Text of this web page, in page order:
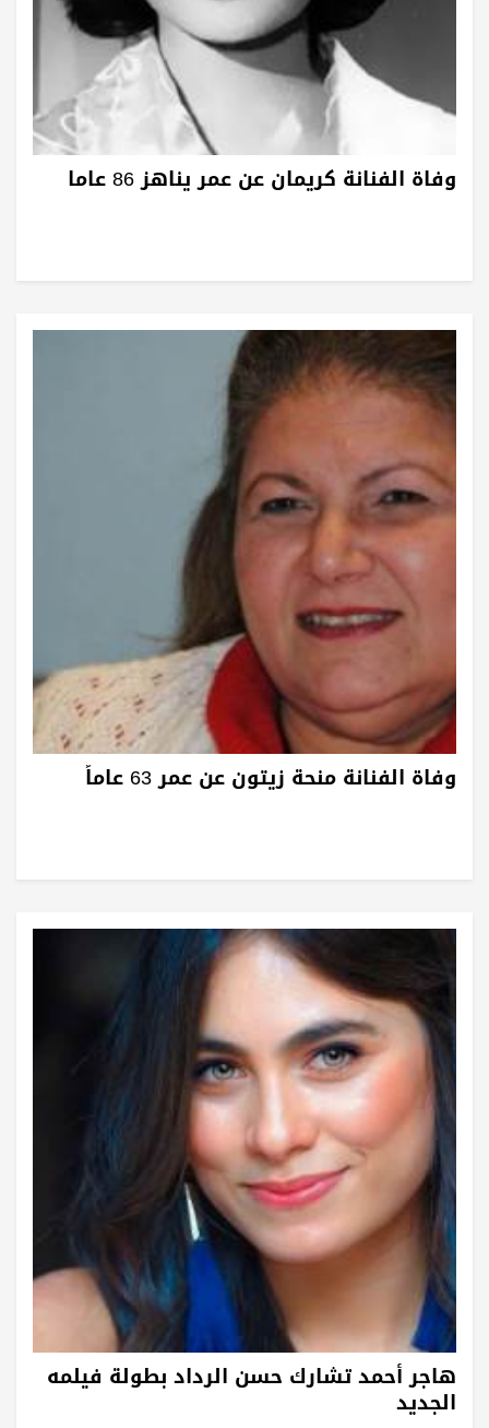
وفاة الفنانة كريمان عن عمر يناهز 86 عاما
وفاة الفنانة منحة زيتون عن عمر 63 عاماً
هاجر أحمد تشارك حسن الرداد بطولة فيلمه
الجديد